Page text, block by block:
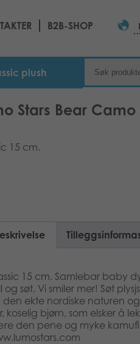
B2B-SHOP
plush
Stars Bear
15 cm.
15 cm. Samlebar baby
og søt. Vi smiler mer! Søt
ekte nordiske naturen
koselig bjørn, som elsker å
den pene og myke